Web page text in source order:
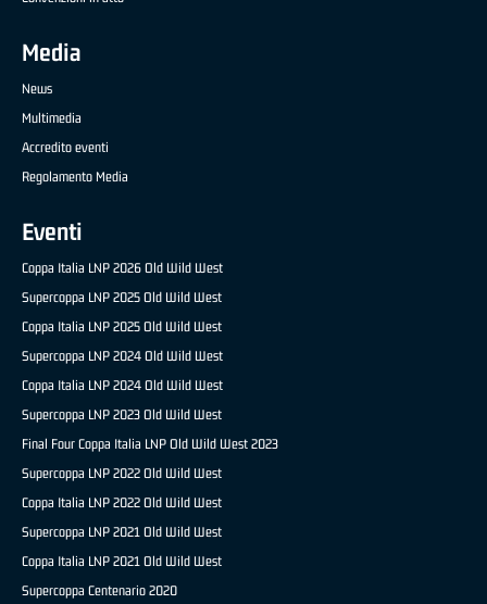
Media
News
Multimedia
Accredito eventi
Regolamento Media
Eventi
Coppa Italia LNP 2026 Old Wild West
Supercoppa LNP 2025 Old Wild West
Coppa Italia LNP 2025 Old Wild West
Supercoppa LNP 2024 Old Wild West
Coppa Italia LNP 2024 Old Wild West
Supercoppa LNP 2023 Old Wild West
Final Four Coppa Italia LNP Old Wild West 2023
Supercoppa LNP 2022 Old Wild West
Coppa Italia LNP 2022 Old Wild West
Supercoppa LNP 2021 Old Wild West
Coppa Italia LNP 2021 Old Wild West
Supercoppa Centenario 2020